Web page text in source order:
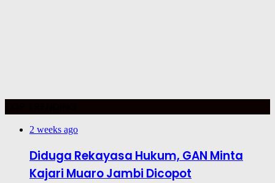
2 weeks ago
Diduga Rekayasa Hukum, GAN Minta
Kajari Muaro Jambi Dicopot